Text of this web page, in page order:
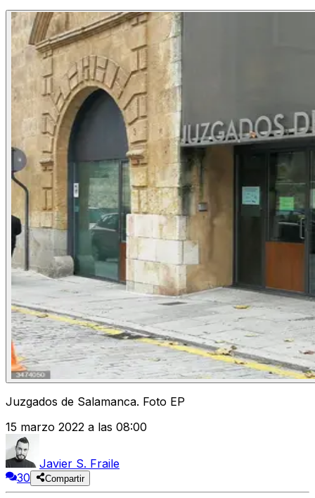
Juzgados de Salamanca. Foto EP
15 marzo 2022 a las 08:00
Javier S. Fraile
30
Compartir